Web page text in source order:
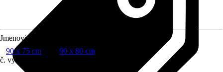
Jmenovitý rozmer (DxŠ)
90 x 75 cm
90 x 80 cm
č. výrobku